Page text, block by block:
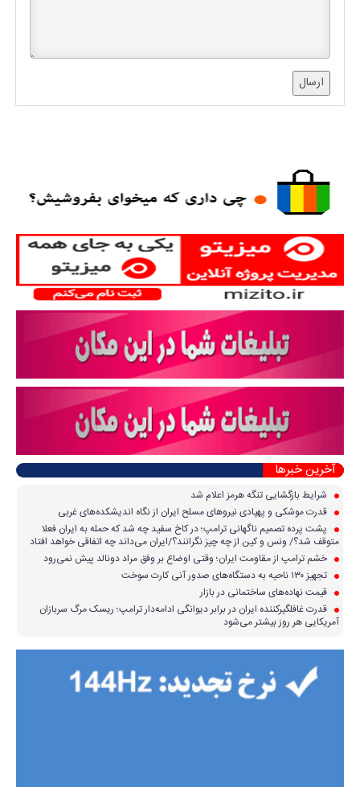
ارسال
آخرین خبرها
شرایط بازگشایی تنگه هرمز اعلام شد
قدرت موشکی و پهپادی نیرو‌های مسلح ایران از نگاه اندیشکده‌های غربی
پشت پرده تصمیم ناگهانی ترامپ؛ در کاخ سفید چه شد که حمله به ایران فعلا
متوقف شد؟/ ونس و کین از چه چیز نگرانند؟/ایران می‌داند چه اتفاقی خواهد افتاد
خشم ترامپ از مقاومت ایران؛ وقتی اوضاع بر وفق مراد دونالد پیش نمی‌رود
تجهیز ۱۳۰ ناحیه به دستگاه‌های صدور آنی کارت سوخت
قیمت نهاده‌های ساختمانی در بازار
قدرت غافلگیرکننده ایران در برابر دیوانگی ادامه‌دار ترامپ؛ ریسک مرگ سربازان
آمریکایی هر روز بیشتر می‌شود